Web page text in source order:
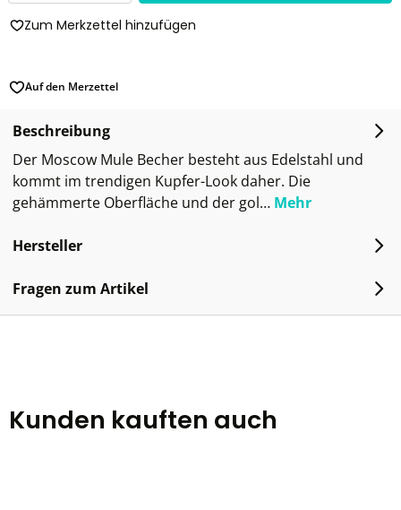
Zum Merkzettel hinzufügen
Auf den Merzettel
Beschreibung
Der Moscow Mule Becher besteht aus Edelstahl und
kommt im trendigen Kupfer-Look daher. Die
gehämmerte Oberfläche und der gol… Mehr
Hersteller
Fragen zum Artikel
Kunden kauften auch